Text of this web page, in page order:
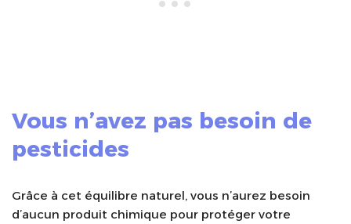
Vous n’avez pas besoin de
pesticides
Grâce à cet équilibre naturel, vous n’aurez besoin
d’aucun produit chimique pour protéger votre